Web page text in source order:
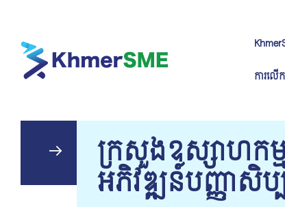
ការល
ក្រសួងឧស្សាហកម្
អភិវឌ្ឍន៍បញ្ញាសិប្